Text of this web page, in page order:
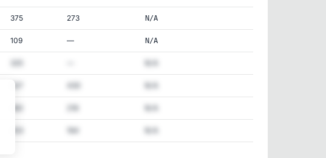
375 273 N/A
109 — N/A
627